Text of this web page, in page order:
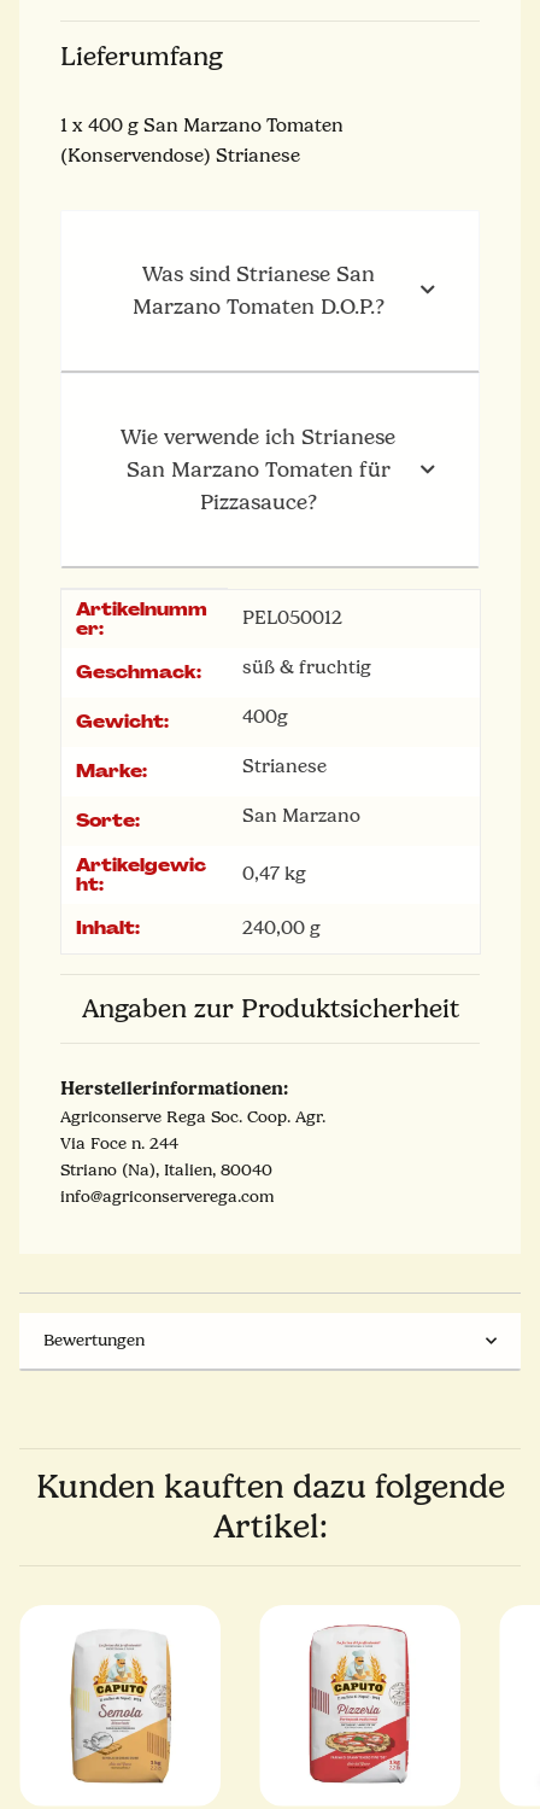
Lieferumfang
1 x 400 g San Marzano Tomaten
(Konservendose) Strianese
Was sind Strianese San
Marzano Tomaten D.O.P.?
Wie verwende ich Strianese
San Marzano Tomaten für
Pizzasauce?
Produkteigenschaft
Wert
Artikelnumm
er:
PEL050012
Geschmack: süß & fruchtig
Gewicht: 400g
Marke: Strianese
Sorte: San Marzano
Artikelgewic
ht:
0,47 kg
Inhalt: 240,00 g
Angaben zur Produktsicherheit
Herstellerinformationen:
Agriconserve Rega Soc. Coop. Agr.
Via Foce n. 244
Striano (Na), Italien, 80040
info@agriconserverega.com
Bewertungen
Kunden kauften dazu folgende
Artikel: